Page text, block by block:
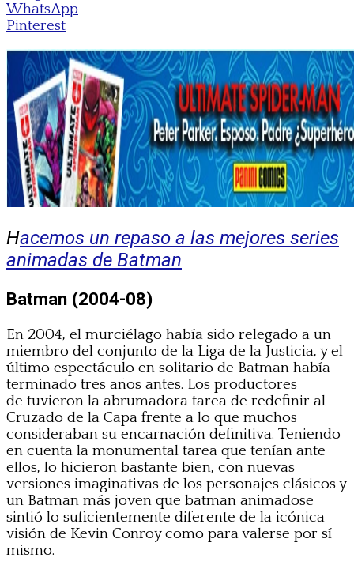
WhatsApp
Pinterest
Hacemos un repaso a las mejores series
animadas de Batman
Batman (2004-08)
En 2004, el murciélago había sido relegado a un
miembro del conjunto de la Liga de la Justicia, y el
último espectáculo en solitario de Batman había
terminado tres años antes. Los productores
de tuvieron la abrumadora tarea de redefinir al
Cruzado de la Capa frente a lo que muchos
consideraban su encarnación definitiva. Teniendo
en cuenta la monumental tarea que tenían ante
ellos, lo hicieron bastante bien, con nuevas
versiones imaginativas de los personajes clásicos y
un Batman más joven que batman animadose
sintió lo suficientemente diferente de la icónica
visión de Kevin Conroy como para valerse por sí
mismo.